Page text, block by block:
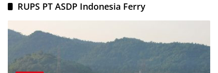
RUPS PT ASDP Indonesia Ferry